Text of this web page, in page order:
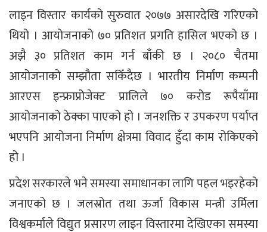
लाइन विस्तार कार्यको सुरुवात २०७७ असारदेखि गरिएको
थियो । आयोजनाको ७० प्रतिशत प्रगति हासिल भएको छ ।
अझै ३० प्रतिशत काम गर्न बाँकी छ । २०८० चैतमा
आयोजनाको सम्झौता सकिँदैछ । भारतीय निर्माण कम्पनी
आरएस इन्फ्राप्रोजेक्ट प्रालिले ७० करोड रूपैयाँमा
आयोजनाको ठेक्का पाएको हो । जनशक्ति र उपकरण पर्याप्त
भएपनि आयोजना निर्माण क्षेत्रमा विवाद हुँदा काम रोकिएको
हो ।
प्रदेश सरकारले भने समस्या समाधानका लागि पहल भइरहेको
जनाएको छ । जलस्रोत तथा ऊर्जा विकास मन्त्री उर्मिला
विश्वकर्माले विद्युत प्रसारण लाइन विस्तारमा देखिएका समस्या